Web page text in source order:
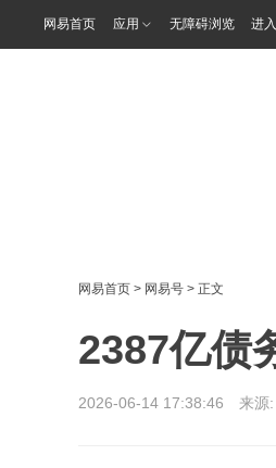
网易首页 应用 无障碍浏览 进
网易首页 > 网易号 > 正文
2387亿债
2026-06-14 17:38:46 来源: